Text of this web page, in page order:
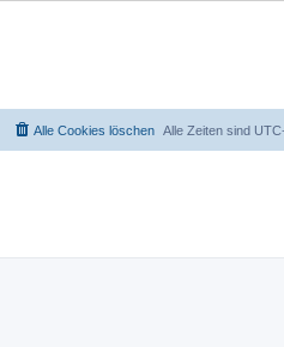
Alle Zeiten sind
Alle Cookies löschen